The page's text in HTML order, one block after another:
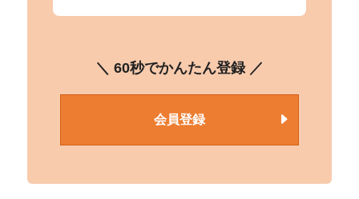
＼ 60秒でかんたん登録 ／
会員登録